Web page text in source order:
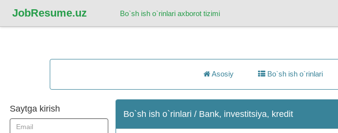
JobResume.uz Bo`sh ish o`rinlari axborot tizimi
Asosiy Bo`sh ish o`rinlari
Saytga kirish
Bo`sh ish o`rinlari / Bank, investitsiya, kredit